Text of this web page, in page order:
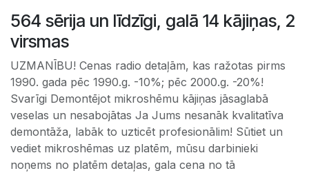
564 sērija un līdzīgi, galā 14 kājiņas, 2
virsmas
UZMANĪBU! Cenas radio detaļām, kas ražotas pirms
1990. gada pēc 1990.g. -10%; pēc 2000.g. -20%!
Svarīgi Demontējot mikroshēmu kājiņas jāsaglabā
veselas un nesabojātas Ja Jums nesanāk kvalitatīva
demontāža, labāk to uzticēt profesionālim! Sūtiet un
vediet mikroshēmas uz platēm, mūsu darbinieki
noņems no platēm detaļas, gala cena no tā